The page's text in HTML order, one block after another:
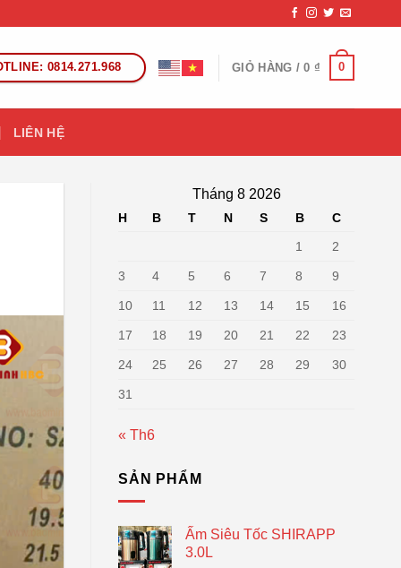
0814.271.968 GIỎ HÀNG /0 ₫ 0
LIÊN HỆ
Tháng 8 2026
H B T N S B
C
1
2
3 4 5 6 7 8 9
10 11 12 13 14 15 16
17 18 19 20 21 22 23
24 25 26 27 28 29 30
31
« Th6
SẢN PHẨM
Ấm Siêu Tốc SHIRAPP
3.0L